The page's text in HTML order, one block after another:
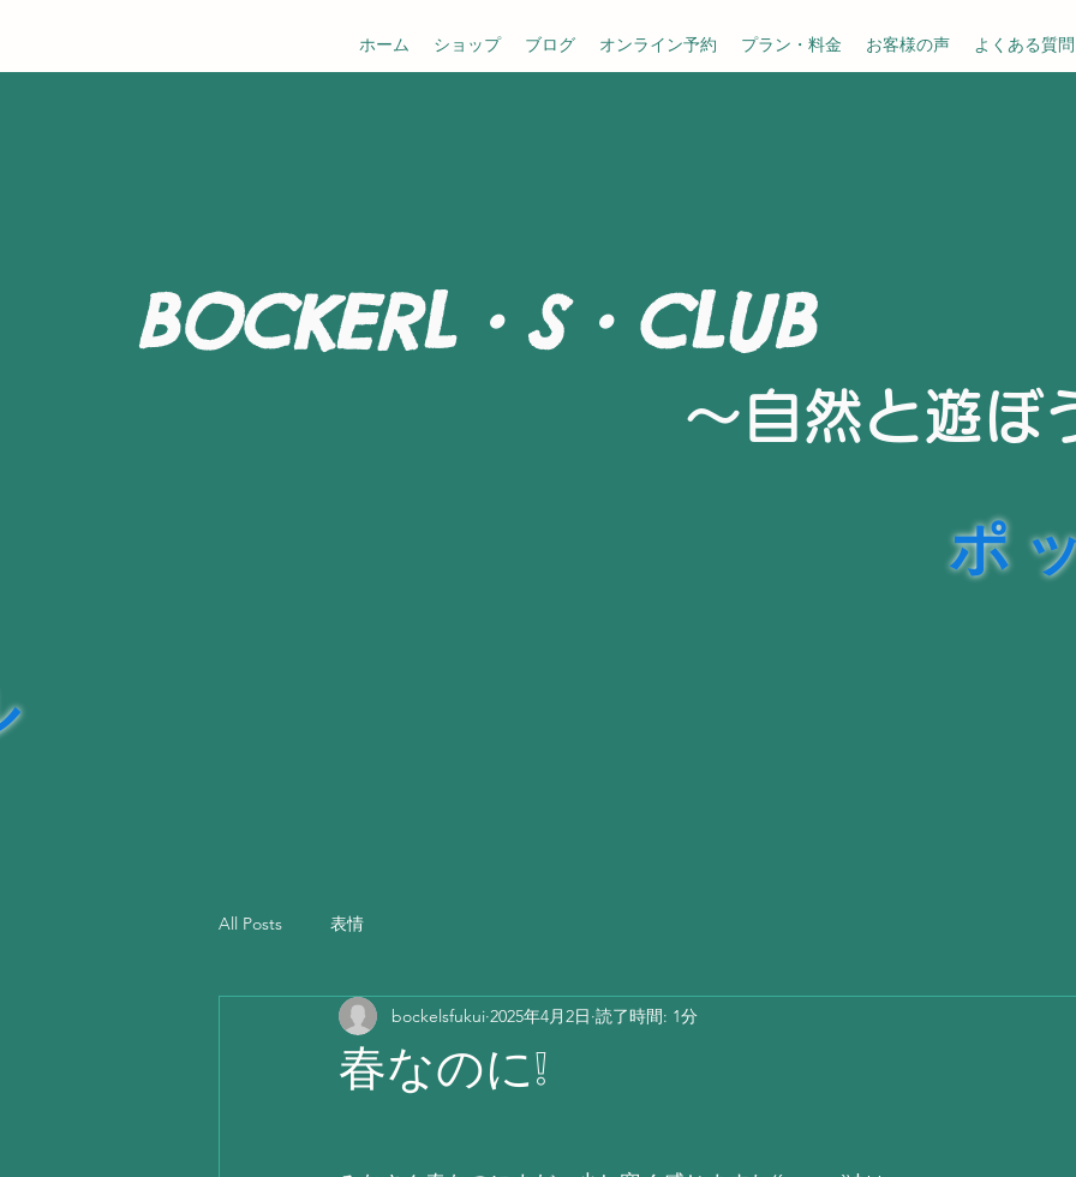
ホーム ショップ ブログ オンライン予約 プラン・料金 お客様の声 よくある質問
BOCKERL・S・CLUB
～​自然と遊ぼ
―ル販売・
All Posts 表情
春なのに❕
bockelsfukui 2025年4月2日 読了時間: 1分